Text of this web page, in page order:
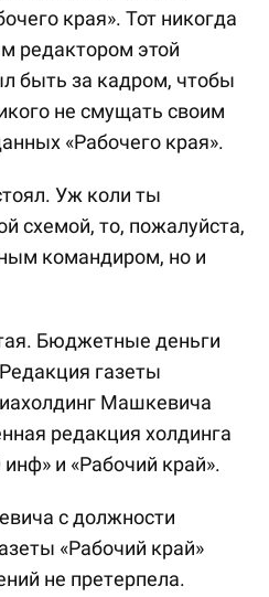
края». Тот никогда
редактором этой
быть за кадром, чтобы
не смущать своим
«Рабочего края».
Уж коли ты
схемой, то, пожалуйста,
командиром, но и
Бюджетные деньги
газеты
Машкевича
редакция холдинга
и «Рабочий край».
с должности
«Рабочий край»
не претерпела.